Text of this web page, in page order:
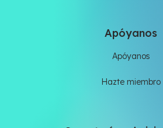
Apóyanos
Apóyanos
Hazte miembro